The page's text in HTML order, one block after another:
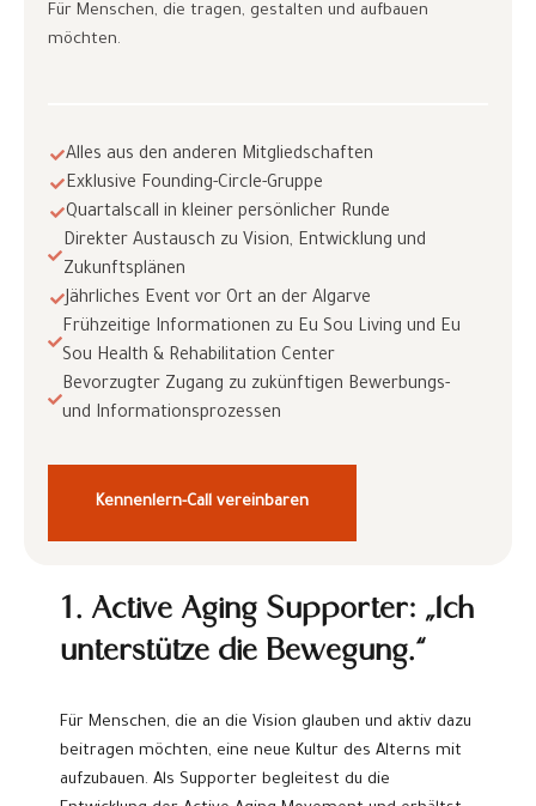
Für Menschen, die tragen, gestalten und aufbauen
möchten.
Alles aus den anderen Mitgliedschaften
Exklusive Founding-Circle-Gruppe
Quartalscall in kleiner persönlicher Runde
Direkter Austausch zu Vision, Entwicklung und
Zukunftsplänen
Jährliches Event vor Ort an der Algarve
Frühzeitige Informationen zu Eu Sou Living und Eu
Sou Health & Rehabilitation Center
Bevorzugter Zugang zu zukünftigen Bewerbungs-
und Informationsprozessen
Kennenlern-Call vereinbaren
1. Active Aging Supporter: „Ich
unterstütze die Bewegung.“
Für Menschen, die an die Vision glauben und aktiv dazu
beitragen möchten, eine neue Kultur des Alterns mit
aufzubauen. Als Supporter begleitest du die